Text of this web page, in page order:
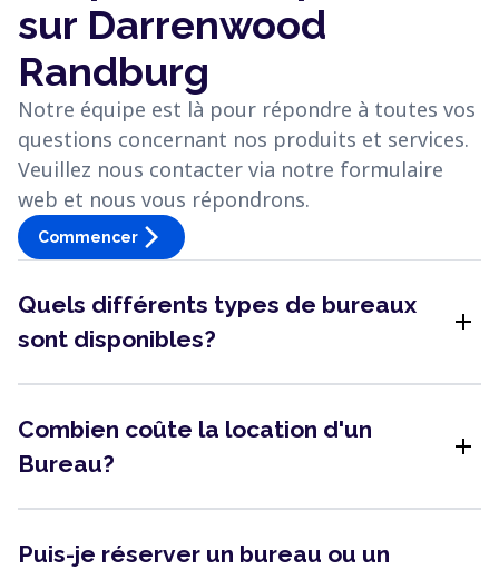
sur Darrenwood
Randburg
Notre équipe est là pour répondre à toutes vos
questions concernant nos produits et services.
Veuillez nous contacter via notre formulaire
web et nous vous répondrons.
Commencer arrow_forward_ios
Quels différents types de bureaux
sont disponibles?
add
Combien coûte la location d'un
Bureau?
add
Puis-je réserver un bureau ou un